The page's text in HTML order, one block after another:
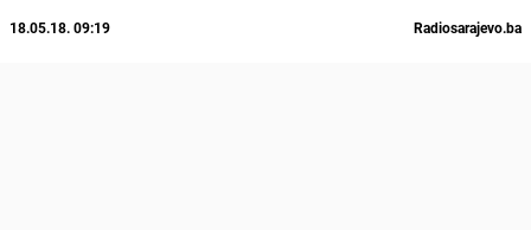
18.05.18. 09:19 Radiosarajevo.ba